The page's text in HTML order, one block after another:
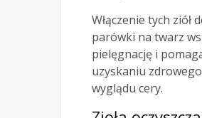
Włączenie tych ziół
parówki na twarz
pielęgnację i
uzyskaniu zdrowego
wyglądu cery.